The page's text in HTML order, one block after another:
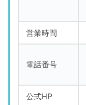
営業時間
電話番号
公式HP